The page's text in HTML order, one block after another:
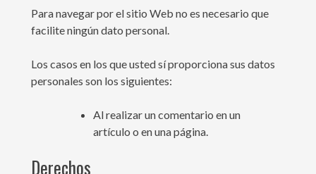
Para navegar por el sitio Web no es necesario que
facilite ningún dato personal.
Los casos en los que usted sí proporciona sus datos
personales son los siguientes:
Al realizar un comentario en un
artículo o en una página.
Derechos